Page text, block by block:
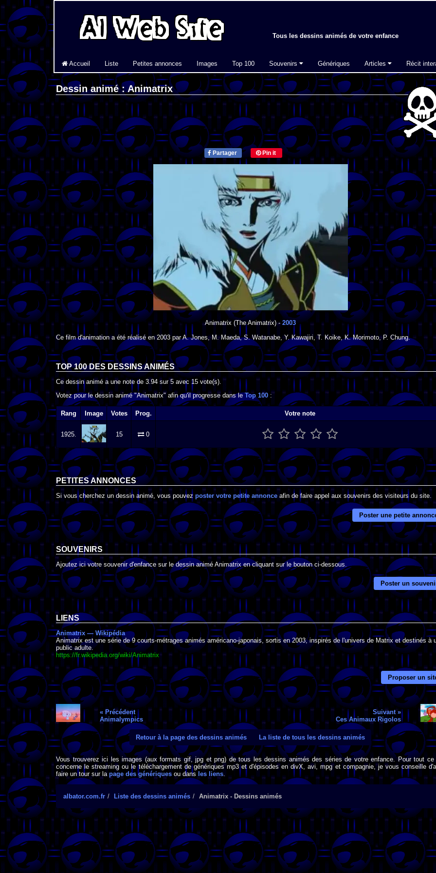
Tous les dessins animés de votre enfance
Accueil Liste Petites annonces Images Top 100 Souvenirs Génériques Articles Récit
Dessin animé : Animatrix
Partager Pin it
Animatrix (The Animatrix) - 2003
Ce film d'animation a été réalisé en2003parA. Jones, M. Maeda,S. Watanabe,Y. Kawajiri,T. Koike,K. Morimoto,P. Chung.
TOP 100 DES DESSINS ANIMÉS
Ce dessin animé a une note de 3.94 sur5 avec 15 vote(s).
Votez pour le dessin animé "Animatrix" afin qu'il progresse dans le Top 100 :
Rang Image Votes Prog. Votre note
1925. 15 0
PETITES ANNONCES
Si vous cherchez un dessin animé, vous pouvez poster votre petite annonce afin de faire appel aux souvenirs des visiteurs du site.
Poster une petite
SOUVENIRS
Ajoutez ici votre souvenir d'enfance sur le dessin animé Animatrix en cliquant sur le bouton ci-dessous.
Poster un
LIENS
Animatrix — Wikipédia
Animatrix est une série de 9 courts-métrages animés américano-japonais, sortis en 2003, inspirés de l'univers de Matrix et destinés à
public adulte.
https://fr.wikipedia.org/wiki/Animatrix
Proposer un
« Précédent
Animalympics
Suivant »
Ces Animaux Rigolos
Retour à la page des dessins animés La liste de tous les dessins animés
Vous trouverez ici les images (aux formats gif, jpg et png) de tous les dessins animés des séries de votre enfance. Pour tout ce
concerne le streaming ou le téléchargement de génériques mp3 et d'épisodes en divX, avi, mpg et compagnie, je vous conseille
faire un tour sur la page des génériques ou dans les liens.
albator.com.fr Liste des dessins animés Animatrix - Dessins animés